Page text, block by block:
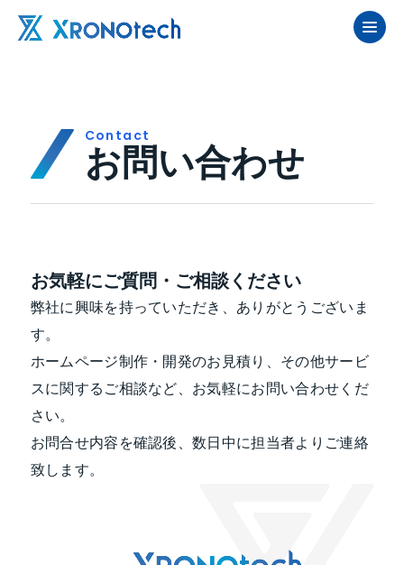
contact
お問い合わせ
お気軽にご質問・ご相談ください
弊社に興味を持っていただき、ありがとうございま
す。
ホームページ制作・開発のお見積り、その他サービ
スに関するご相談など、お気軽にお問い合わせくだ
さい。
お問合せ内容を確認後、数日中に担当者よりご連絡
致します。